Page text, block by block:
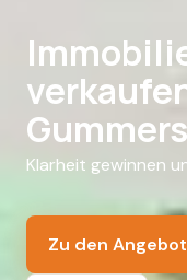
Klarheit gewinnen
Zu den